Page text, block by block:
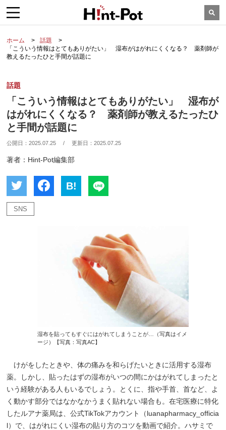
ホーム
話題
「こういう情報はとてもありがたい」 湿布がはがれにくくなる？ 薬剤師が
教えるたったひと手間が話題に
話題
「こういう情報はとてもありがたい」 湿布が
はがれにくくなる？ 薬剤師が教えるたったひ
と手間が話題に
公開日：2025.07.25 / 更新日：2025.07.25
著者：Hint-Pot編集部
B!
SNS
湿布を貼ってもすぐにはがれてしまうことが…（写真はイメ
ージ）【写真：写真AC】
けがをしたときや、体の痛みを和らげたいときに活用する湿布
薬。しかし、貼ったはずの湿布がいつの間にかはがれてしまったと
いう経験がある人もいるでしょう。とくに、指や手首、首など、よ
く動かす部分ではなかなかうまく貼れない場合も。在宅医療に特化
したルアナ薬局は、公式TikTokアカウント（luanapharmacy_officia
l）で、はがれにくい湿布の貼り方のコツを動画で紹介。ハサミで